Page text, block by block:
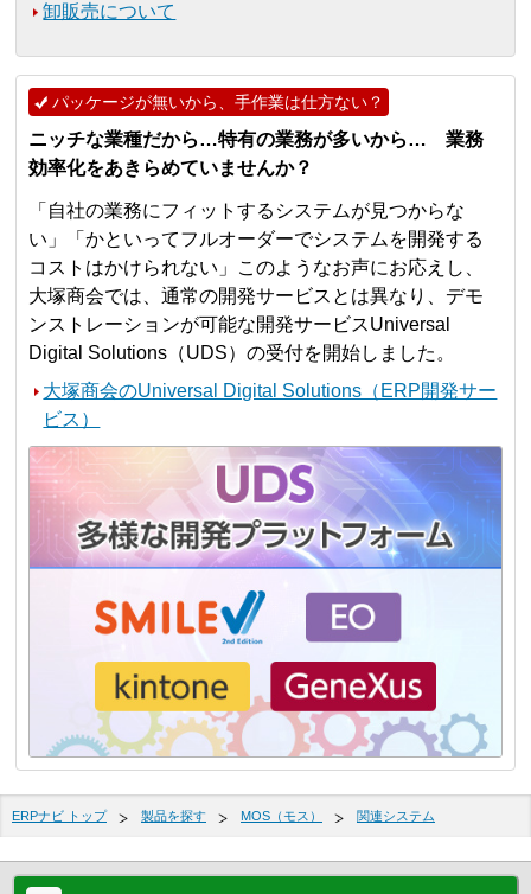
卸販売について
パッケージが無いから、手作業は仕方ない？
ニッチな業種だから…特有の業務が多いから… 業務
効率化をあきらめていませんか？
「自社の業務にフィットするシステムが見つからな
い」「かといってフルオーダーでシステムを開発する
コストはかけられない」このようなお声にお応えし、
大塚商会では、通常の開発サービスとは異なり、デモ
ンストレーションが可能な開発サービスUniversal
Digital Solutions（UDS）の受付を開始しました。
大塚商会のUniversal Digital Solutions（ERP開発サー
ビス）
ERPナビ トップ 製品を探す MOS（モス） 関連システム